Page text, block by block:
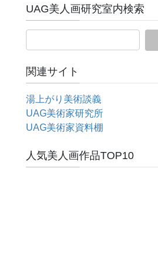
UAG美人画研究室内検索
関連サイト
湯上がり美術談義
UAG美術家研究所
UAG美術家資料棚
人気美人画作品TOP10